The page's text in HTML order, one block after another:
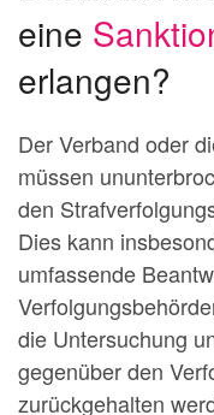
eine
erlangen?
Der Verband oder
müssen
den
Dies kann
umfassende
die Untersuchung
gegenüber den
zurückgehalten